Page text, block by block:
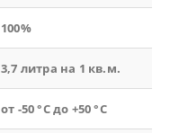
100%
3,7 литра на 1 кв.м.
от -50 °С до +50 °С